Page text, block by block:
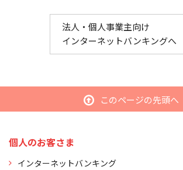
法人・個人事業主向け
インターネットバンキングへ
このページの先頭へ
個人のお客さま
インターネットバンキング